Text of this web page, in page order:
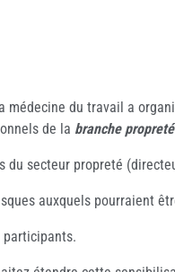
médecine du travail a
de la branche
secteur propreté
auxquels pourraient
participants.